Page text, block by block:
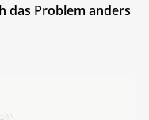
das Problem anders